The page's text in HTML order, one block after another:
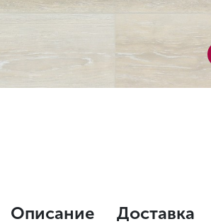
Описание Доставка